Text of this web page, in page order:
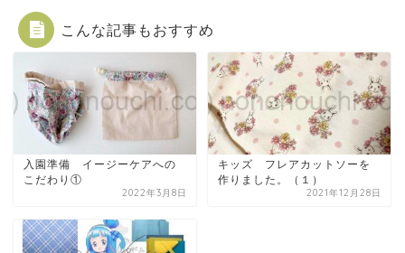
こんな記事もおすすめ
入園準備 イージーケアへの
こだわり①
2022年3月8日
キッズ フレアカットソーを
作りました。（１）
2021年12月28日